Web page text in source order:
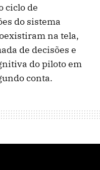
ciclo de
do sistema
na tela,
de decisões e
do piloto em
conta.